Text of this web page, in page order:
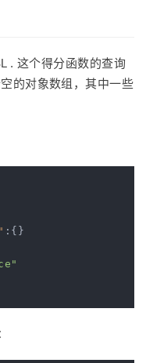
. 这个得分函数的查询
的对象数组，其中一些
:{}